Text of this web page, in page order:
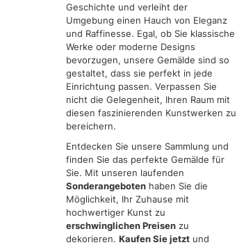
Geschichte und verleiht der
Umgebung einen Hauch von Eleganz
und Raffinesse. Egal, ob Sie klassische
Werke oder moderne Designs
bevorzugen, unsere Gemälde sind so
gestaltet, dass sie perfekt in jede
Einrichtung passen. Verpassen Sie
nicht die Gelegenheit, Ihren Raum mit
diesen faszinierenden Kunstwerken zu
bereichern.
Entdecken Sie unsere Sammlung und
finden Sie das perfekte Gemälde für
Sie. Mit unseren laufenden
Sonderangeboten haben Sie die
Möglichkeit, Ihr Zuhause mit
hochwertiger Kunst zu
erschwinglichen Preisen zu
dekorieren. Kaufen Sie jetzt und